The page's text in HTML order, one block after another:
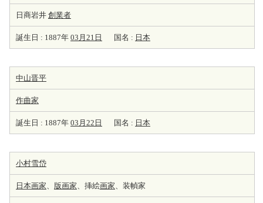
日商岩井 創業者
誕生日 : 1887年 03月21日 国名 : 日本
中山晋平
作曲家
誕生日 : 1887年 03月22日 国名 : 日本
小村雪岱
日本画家、 版画家、挿絵画家、装幀家